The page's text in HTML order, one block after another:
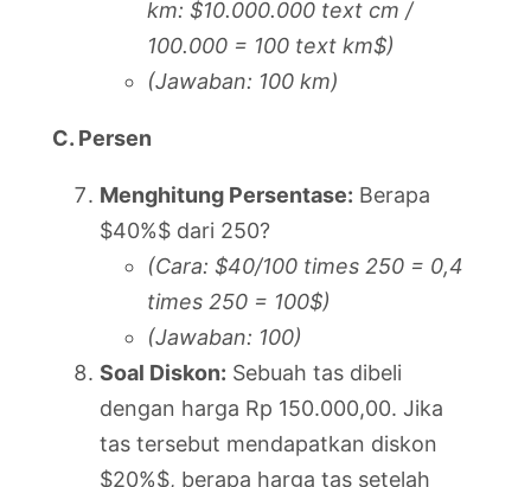
km: $10.000.000 text cm /
100.000 = 100 text km$)
(Jawaban: 100 km)
C. Persen
Menghitung Persentase: Berapa
$40%$ dari 250?
(Cara: $40/100 times 250 = 0,4
times 250 = 100$)
(Jawaban: 100)
Soal Diskon: Sebuah tas dibeli
dengan harga Rp 150.000,00. Jika
tas tersebut mendapatkan diskon
$20%$, berapa harga tas setelah